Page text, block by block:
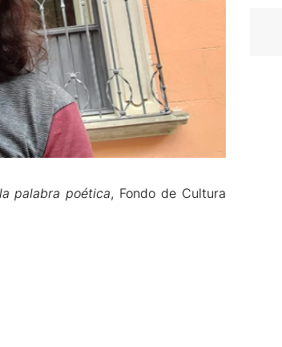
palabra poética, Fondo de Cultura